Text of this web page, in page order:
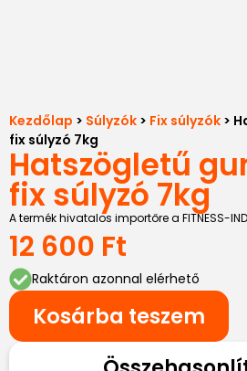
Kezdőlap > Súlyzók > Fix súlyzók >
fix súlyzó 7kg
Hatszögletű
fix súlyzó 7kg
A termék hivatalos importőre a FITNESS-
12 600 Ft
Raktáron azonnal elérhető
Kosárba teszem